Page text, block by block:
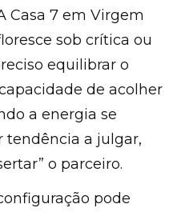
Casa 7 em Virgem
sob crítica ou
equilibrar o
de acolher
a energia se
tendência a julgar,
o parceiro.
pode